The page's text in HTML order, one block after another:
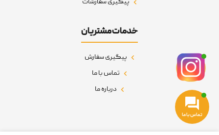
پیگیری سفارشات
خدمات مشتریان
پیگیری سفارش
تماس با ما
درباره ما
تماس با ما